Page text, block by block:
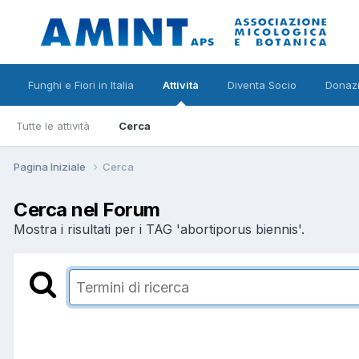
Funghi e Fiori in Italia Attività
Tutte le attività Cerca
Diventa Socio
Pagina Iniziale Cerca
Cerca nel Forum
Mostra i risultati per i TAG 'abortiporus biennis'.